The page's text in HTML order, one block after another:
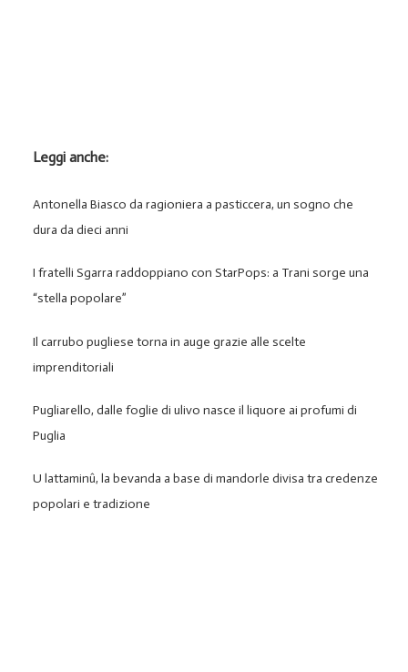
Leggi anche:
Antonella Biasco da ragioniera a pasticcera, un sogno che
dura da dieci anni
I fratelli Sgarra raddoppiano con StarPops: a Trani sorge una
“stella popolare”
Il carrubo pugliese torna in auge grazie alle scelte
imprenditoriali
Pugliarello, dalle foglie di ulivo nasce il liquore ai profumi di
Puglia
U lattaminû, la bevanda a base di mandorle divisa tra credenze
popolari e tradizione